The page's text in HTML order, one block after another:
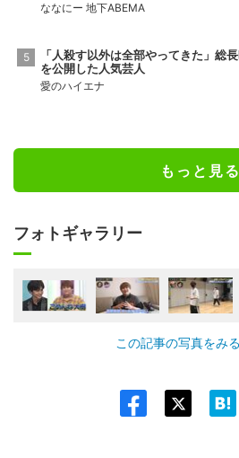
ななにー 地下ABEMA
「人殺す以外は全部やってきた」総
を公開した人気芸人
愛のハイエナ
もっと見る
フォトギャラリー
この記事の写真をみ